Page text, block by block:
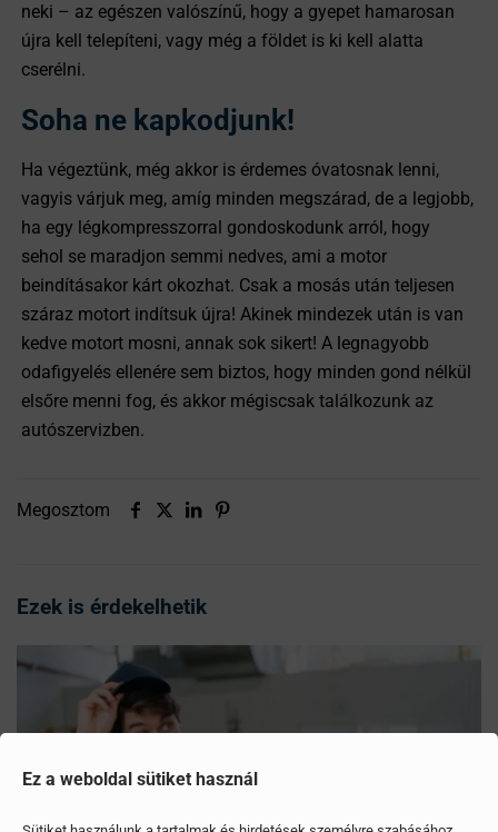
Ez a weboldal sütiket használ
neki – az egészen valószínű, hogy a gyepet hamarosan
újra kell telepíteni, vagy még a földet is ki kell alatta
cserélni.
Soha ne kapkodjunk!
Ha végeztünk, még akkor is érdemes óvatosnak lenni,
vagyis várjuk meg, amíg minden megszárad, de a legjobb,
ha egy légkompresszorral gondoskodunk arról, hogy
sehol se maradjon semmi nedves, ami a motor
beindításakor kárt okozhat. Csak a mosás után teljesen
száraz motort indítsuk újra! Akinek mindezek után is van
kedve motort mosni, annak sok sikert! A legnagyobb
odafigyelés ellenére sem biztos, hogy minden gond nélkül
elsőre menni fog, és akkor mégiscsak találkozunk az
autószervizben.
Megosztom
Ezek is érdekelhetik